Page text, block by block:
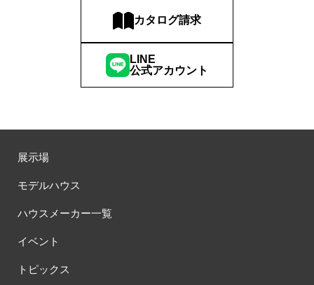
カタログ請求
LINE
公式アカウント
展示場
モデルハウス
ハウスメーカー一覧
イベント
トピックス